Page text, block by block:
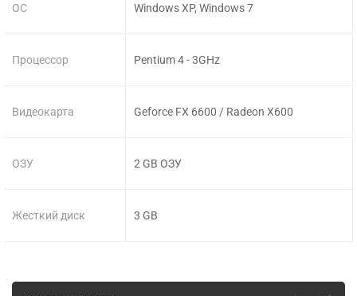
ОС
Процессор
Видеокарта
ОЗУ
Жесткий диск
Windows XP, Windows 7
Pentium 4 - 3GHz
Geforce FX 6600 / Radeon X600
2 GB ОЗУ
3 GB